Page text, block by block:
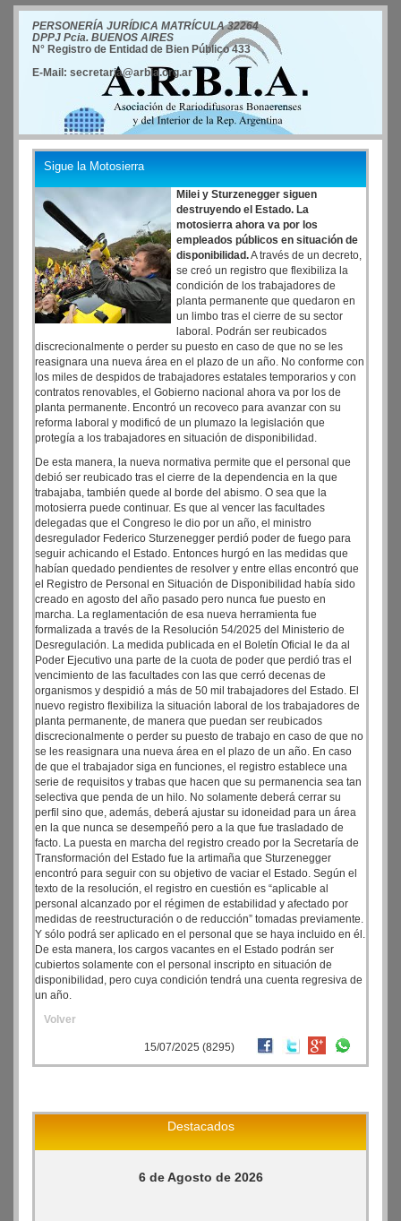
PERSONERÍA JURÍDICA MATRÍCULA 32264
DPPJ Pcia. BUENOS AIRES
N° Registro de Entidad de Bien Público 433
E-Mail: secretaria@arbia.org.ar
Sigue la Motosierra
Milei y Sturzenegger siguen
destruyendo el Estado. La
motosierra ahora va por los
empleados públicos en situación de
disponibilidad.A través de un decreto,
se creó un registro que flexibiliza la
condición de los trabajadores de
planta permanente que quedaron en
un limbo tras el cierre de su sector
laboral. Podrán ser reubicados
discrecionalmente o perder su puesto en caso de que no se les
reasignara una nueva área en el plazo de un año. No conforme con
los miles de despidos de trabajadores estatales temporarios y con
contratos renovables, el Gobierno nacional ahora va por los de
planta permanente. Encontró un recoveco para avanzar con su
reforma laboral y modificó de un plumazo la legislación que
protegía a los trabajadores en situación de disponibilidad.
De esta manera, la nueva normativa permite que el personal que
debió ser reubicado tras el cierre de la dependencia en la que
trabajaba, también quede al borde del abismo. O sea que la
motosierra puede continuar. Es que al vencer las facultades
delegadas que el Congreso le dio por un año, el ministro
desregulador Federico Sturzenegger perdió poder de fuego para
seguir achicando el Estado. Entonces hurgó en las medidas que
habían quedado pendientes de resolver y entre ellas encontró que
el Registro de Personal en Situación de Disponibilidad había sido
creado en agosto del año pasado pero nunca fue puesto en
marcha. La reglamentación de esa nueva herramienta fue
formalizada a través de la Resolución 54/2025 del Ministerio de
Desregulación. La medida publicada en el Boletín Oficial le da al
Poder Ejecutivo una parte de la cuota de poder que perdió tras el
vencimiento de las facultades con las que cerró decenas de
organismos y despidió a más de 50 mil trabajadores del Estado. El
nuevo registro flexibiliza la situación laboral de los trabajadores de
planta permanente, de manera que puedan ser reubicados
discrecionalmente o perder su puesto de trabajo en caso de que no
se les reasignara una nueva área en el plazo de un año. En caso
de que el trabajador siga en funciones, el registro establece una
serie de requisitos y trabas que hacen que su permanencia sea tan
selectiva que penda de un hilo. No solamente deberá cerrar su
perfil sino que, además, deberá ajustar su idoneidad para un área
en la que nunca se desempeñó pero a la que fue trasladado de
facto. La puesta en marcha del registro creado por la Secretaría de
Transformación del Estado fue la artimaña que Sturzenegger
encontró para seguir con su objetivo de vaciar el Estado. Según el
texto de la resolución, el registro en cuestión es “aplicable al
personal alcanzado por el régimen de estabilidad y afectado por
medidas de reestructuración o de reducción” tomadas previamente.
Y sólo podrá ser aplicado en el personal que se haya incluido en él.
De esta manera, los cargos vacantes en el Estado podrán ser
cubiertos solamente con el personal inscripto en situación de
disponibilidad, pero cuya condición tendrá una cuenta regresiva de
un año.
Volver
15/07/2025 (8295)
Destacados
6 de Agosto de 2026